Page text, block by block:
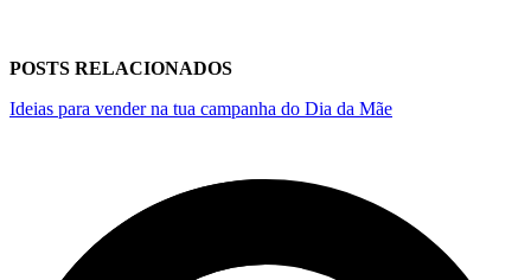
POSTS RELACIONADOS
Ideias para vender na tua campanha do Dia da Mãe